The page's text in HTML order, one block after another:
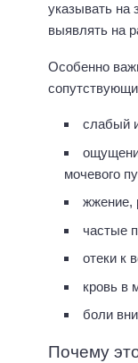
указывать на
выявлять на
Особенно
слабый
мочевого
жжение,
частые
отеки к
кровь в
боли
Почему